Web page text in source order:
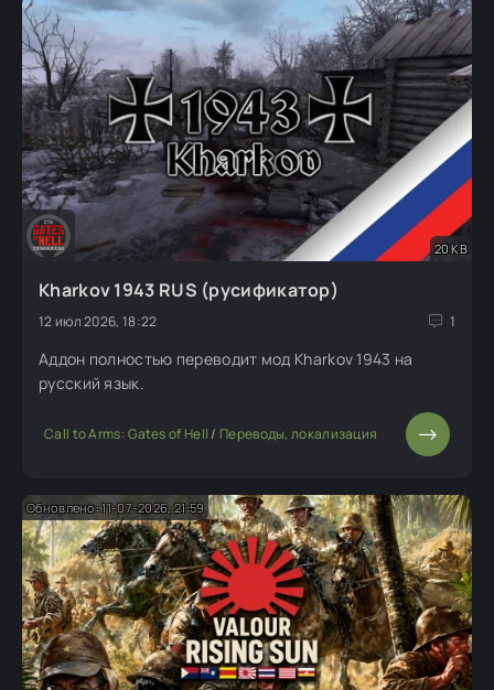
20 KB
Kharkov 1943 RUS (русификатор)
12 июл 2026, 18:22 1
Аддон полностью переводит мод Kharkov 1943 на
русский язык.
Call to Arms: Gates of Hell / Переводы, локализация
Обновлено: 11-07-2026, 21:59